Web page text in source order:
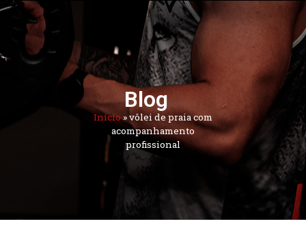
Blog
Início»vôlei de praia com
acompanhamento
profissional